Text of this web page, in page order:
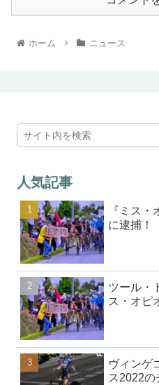
ホーム ニュース
人気記事
『ミス
に逮捕！
ツール・
ス・オピ
ヴィンゲ
ス2022の